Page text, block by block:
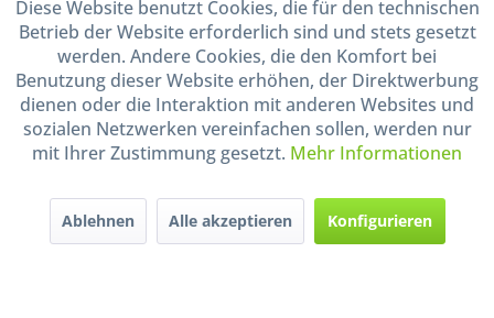
Shop Service
Informationen
Handel mit BIO-Weinen
durch DE-ÖKO-009
Diese Website benutzt Cookies, die für den technischen
Betrieb der Website erforderlich sind und stets gesetzt
werden. Andere Cookies, die den Komfort bei
Benutzung dieser Website erhöhen, der Direktwerbung
dienen oder die Interaktion mit anderen Websites und
sozialen Netzwerken vereinfachen sollen, werden nur
mit Ihrer Zustimmung gesetzt. Mehr Informationen
Ablehnen Alle akzeptieren Konfigurieren